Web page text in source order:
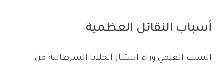
أسباب النقائل العظمية
السبب العلمي وراء انتشار الخلايا السرطانية من